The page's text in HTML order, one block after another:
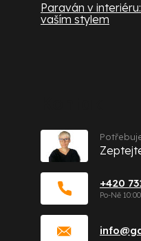
Paraván v
vaším stylem
info@
+420